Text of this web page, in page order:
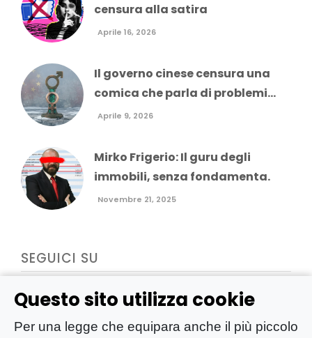
Questo sito utilizza cookie
Per una legge che equipara anche il più piccolo
censura alla satira
Aprile 16, 2026
Il governo cinese censura una
comica che parla di problemi...
Aprile 9, 2026
Mirko Frigerio: Il guru degli
immobili, senza fondamenta.
Novembre 21, 2025
SEGUICI SU